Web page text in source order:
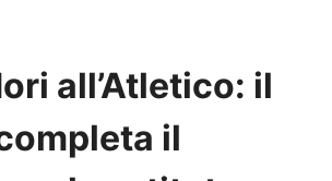
all’Atletico: il
il